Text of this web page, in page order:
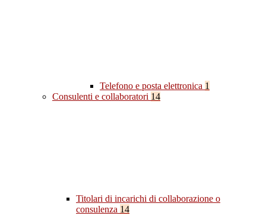
Telefono e posta elettronica 1
Consulenti e collaboratori 14
Titolari di incarichi di collaborazione o
consulenza 14